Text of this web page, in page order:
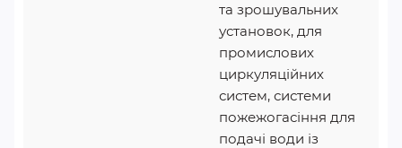
та зрошувальних
установок, для
промислових
циркуляційних
систем, системи
пожежогасіння для
подачі води із